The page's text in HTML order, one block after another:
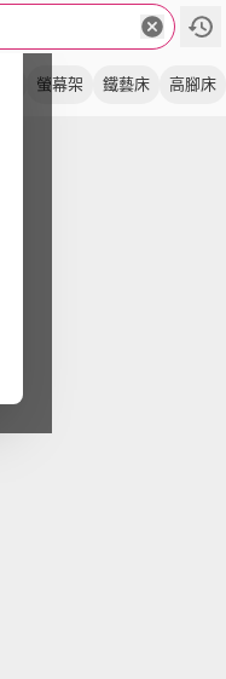
螢幕架 鐵藝床 高腳床